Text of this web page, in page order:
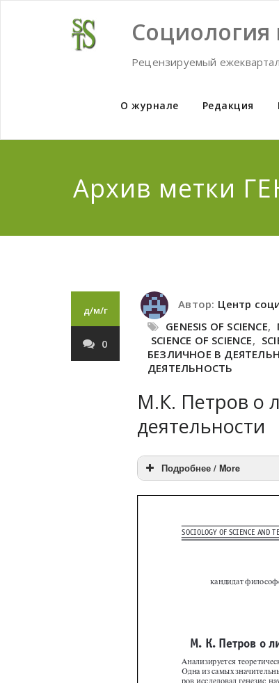
Социология
Рецензируемый
О журнале Редакция
Архив метки
д/м/г
0
Автор: Центр
GENESIS OF SCIENCE,
SCIENCE OF SCIENCE,
БЕЗЛИЧНОЕ В
ДЕЯТЕЛЬНОСТЬ
М.К. Петров о
деятельности
Подробнее / More